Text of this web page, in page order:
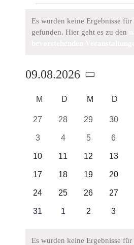
Hinweis
Es wurden keine Ergebnisse für
gefunden. Hier geht es zu den
09.08.2026
wählen.
Kalender
von
M MONTAG
D DIENSTAG
M MITTWOCH
D
0
27
0
28
0
29
0
30
0
3
0
4
0
5
0
6
0
10
0
11
0
12
0
13
0
17
0
18
0
19
0
20
0
24
0
25
0
26
0
27
0
31
0
1
0
2
0
3
Es wurden keine Ergebnisse für